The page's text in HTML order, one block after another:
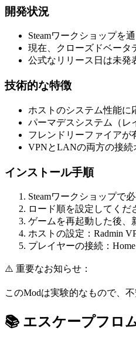
開発状況
Steamワークショップを
現在、クローズドベータ
公式なリリース日は未発
技術的な特徴
ホストのシステム性能に
パーマデスシステム（レ
フレンドリーファイアが
VPNとLANの両方の接続
インストール手順
Steamワークショップで
ロード順を設定してく
ゲームを再起動した後、
ホストの設定：Radmin
プレイヤーの接続：
⚠️ 重要なお知らせ：
このModは実験的なもので、
📚 エスケープフロ